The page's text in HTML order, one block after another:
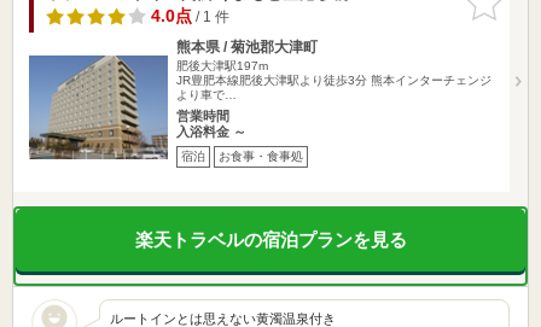
りに追加
4.0点/ 1 件
熊本県 / 菊池郡大津町
肥後大津駅197m
JR豊肥本線肥後大津駅より徒歩3分 熊本インターチェンジ
より車で…
営業時間
入浴料金 ～
宿泊 お食事・食事処
楽天トラベルの宿泊プランを見る
ルートインとは思えない黄濁温泉付き